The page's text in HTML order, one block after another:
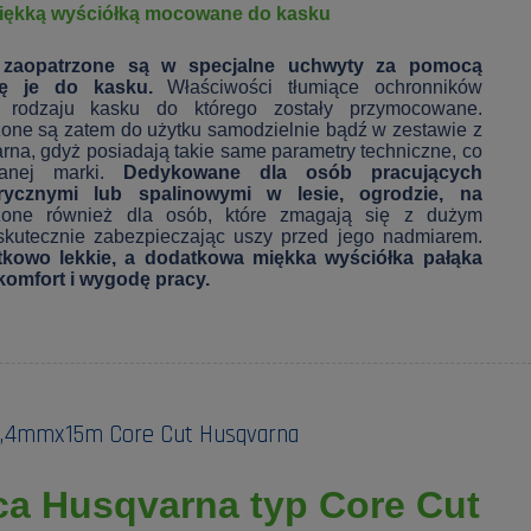
wyściółką mocowane do kasku
są w specjalne uchwyty za pomocą
je do kasku.Właściwości tłumiące ochronników
kasku do którego zostały przymocowane.
są zatem do użytku samodzielnie bądź w zestawie z
gdyż posiadają takie same parametry techniczne, co
marki.
Dedykowane dla osób pracujących
lub spalinowymi w lesie, ogrodzie, na
również dla osób, które zmagają się z dużym
zabezpieczając uszy przed jego nadmiarem.
lekkie, a dodatkowa miękka wyściółka pałąka
i wygodę pracy.
Core Cut Husqvarna
Husqvarna typ Core Cut